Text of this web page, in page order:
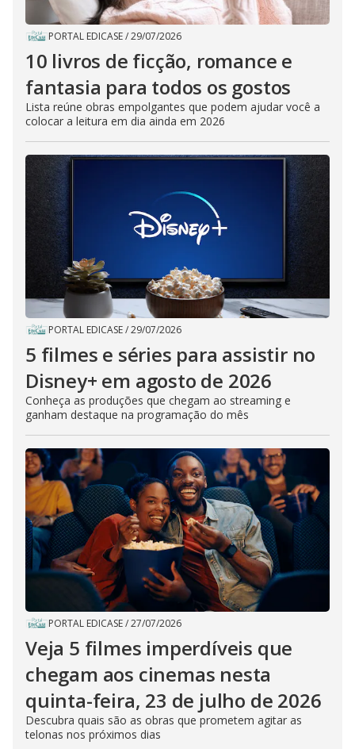
PORTAL EDICASE/29/07/2026
10 livros de ficção, romance e
fantasia para todos os gostos
Lista reúne obras empolgantes que podem ajudar você a
colocar a leitura em dia ainda em 2026
PORTAL EDICASE/29/07/2026
5 filmes e séries para assistir no
Disney+ em agosto de 2026
Conheça as produções que chegam ao streaming e
ganham destaque na programação do mês
PORTAL EDICASE/27/07/2026
Veja 5 filmes imperdíveis que
chegam aos cinemas nesta
quinta-feira, 23 de julho de 2026
Descubra quais são as obras que prometem agitar as
telonas nos próximos dias